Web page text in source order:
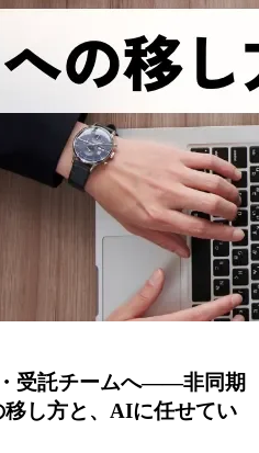
受託チームへ——非同期
し方と、AIに任せてい